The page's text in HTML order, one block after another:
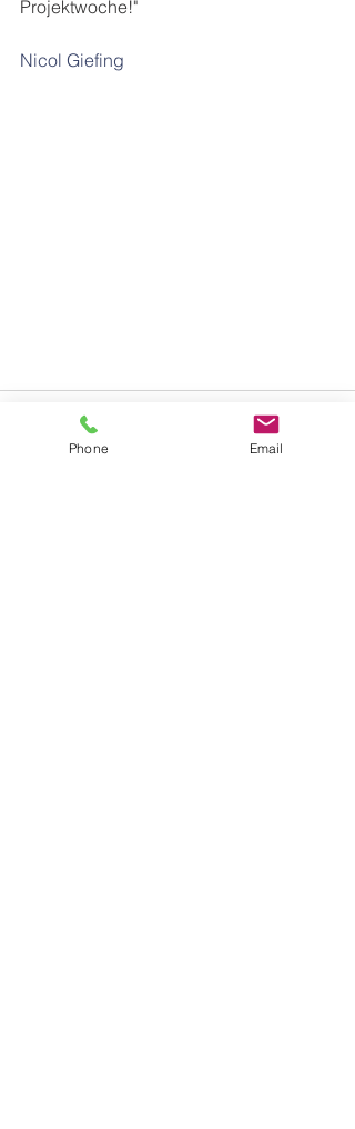
Projektwoche!"
Nicol Giefing
Phone Email